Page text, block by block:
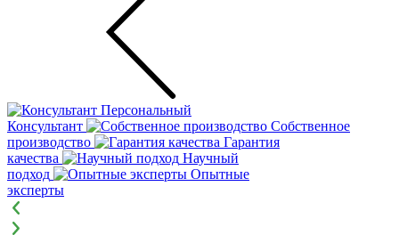
Персональный
Консультант
Собственное
производство
Гарантия
качества
Научный
подход
Опытные
эксперты